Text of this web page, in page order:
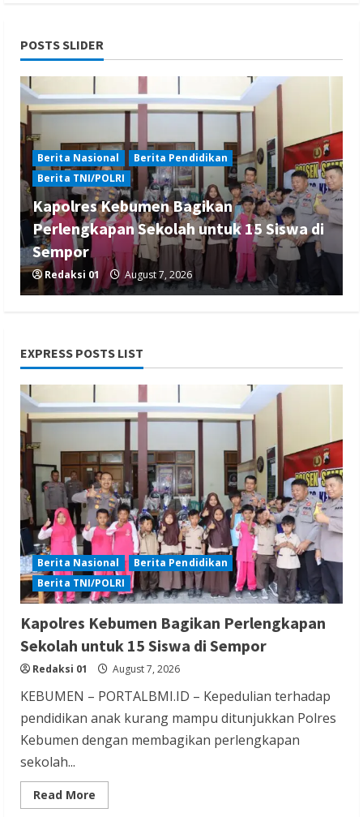
POSTS SLIDER
Berita Nasional
Berita Pendidikan
Berita TNI/POLRI
Kapolres Kebumen Bagikan
Perlengkapan Sekolah untuk 15 Siswa di
Sempor
Redaksi 01 August 7, 2026
Penanganan Kasus Penganiayaan yang
Mengakibatkan Korban Meninggal di
Tarogong Kidul
Redaksi 01 August 7, 2026
Berita Hiburan
Berita Lifestyle dan Insurance
Berita Trending
Film Terlaris 2026 Spider Man Brand New
Day Raup Rp 20,6 T dalam Sepekan
Redaksi 01 August 6, 2026
EXPRESS POSTS LIST
Berita Nasional
Berita Pendidikan
Berita TNI/POLRI
Kapolres Kebumen Bagikan Perlengkapan
Sekolah untuk 15 Siswa di Sempor
Redaksi 01 August 7, 2026
KEBUMEN – PORTALBMI.ID – Kepedulian terhadap
pendidikan anak kurang mampu ditunjukkan Polres
Kebumen dengan membagikan perlengkapan
sekolah...
Read More
more